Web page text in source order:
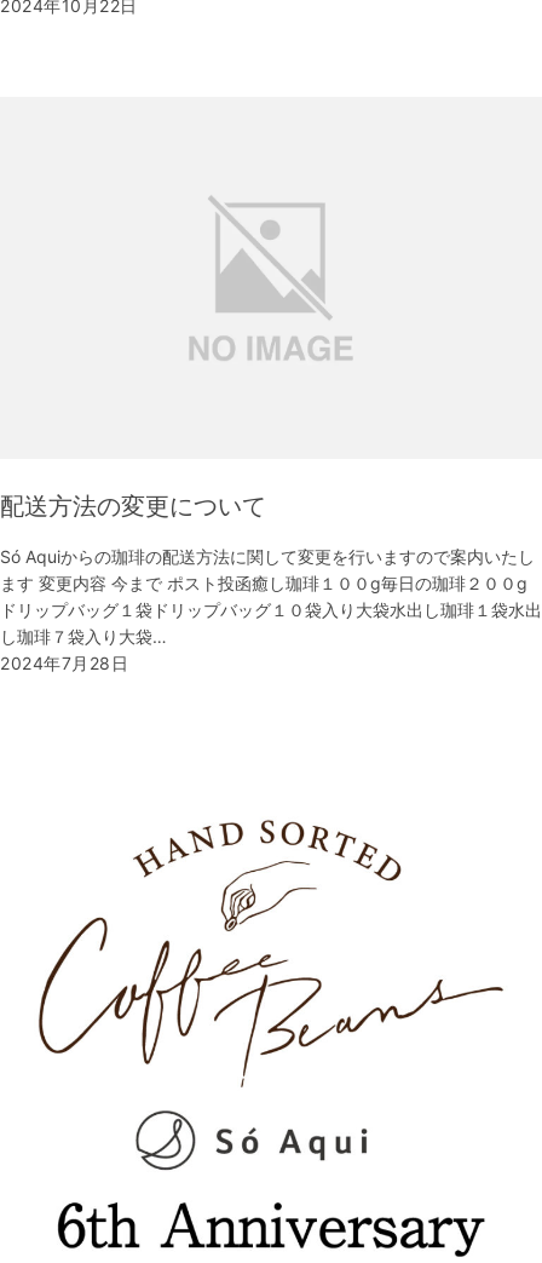
2024年10月22日
配送方法の変更について
Só Aquiからの珈琲の配送方法に関して変更を行いますので案内いたし
ます 変更内容 今まで ポスト投函癒し珈琲１００g毎日の珈琲２００g
ドリップバッグ１袋ドリップバッグ１０袋入り大袋水出し珈琲１袋水出
し珈琲７袋入り大袋…
2024年7月28日